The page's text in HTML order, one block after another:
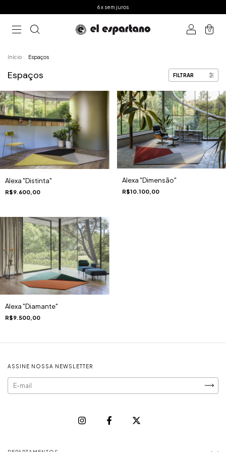
6 x sem juros
0
Início Espaços
Espaços FILTRAR
Alexa "Distinta"
R$9.600,00
Alexa "Dimensão"
R$10.100,00
Alexa "Diamante"
R$9.500,00
ASSINE NOSSA NEWSLETTER